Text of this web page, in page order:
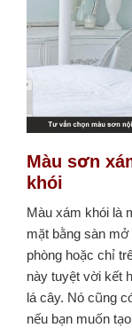
Màu sơn
khói
Màu xám khói là
mặt bằng sàn
phòng hoặc chỉ
này tuyệt vời kết
lá cây. Nó cũng
nếu bạn muốn